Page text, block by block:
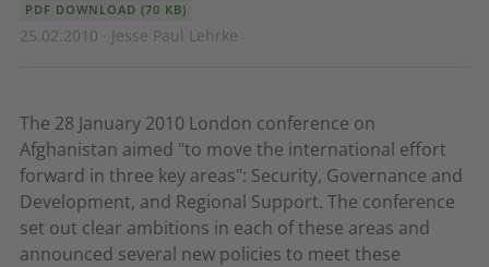
PDF DOWNLOAD (70 KB)
25.02.2010 · Jesse Paul Lehrke
The 28 January 2010 London conference on
Afghanistan aimed "to move the international effort
forward in three key areas": Security, Governance and
Development, and Regional Support. The conference
set out clear ambitions in each of these areas and
announced several new policies to meet these